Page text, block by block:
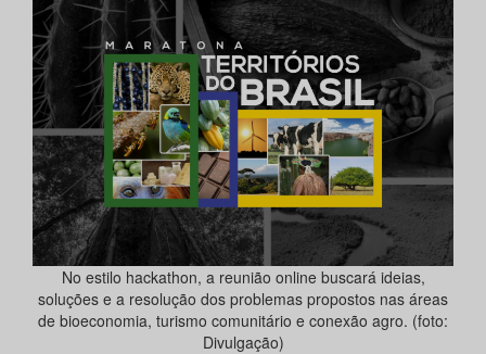
No estilo hackathon, a reunião online buscará ideias,
soluções e a resolução dos problemas propostos nas áreas
de bioeconomia, turismo comunitário e conexão agro. (foto:
Divulgação)